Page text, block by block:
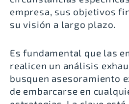
empresa, sus objetivos
su visión a largo plazo.
Es fundamental que las
realicen un análisis
busquen asesoramiento
de embarcarse en